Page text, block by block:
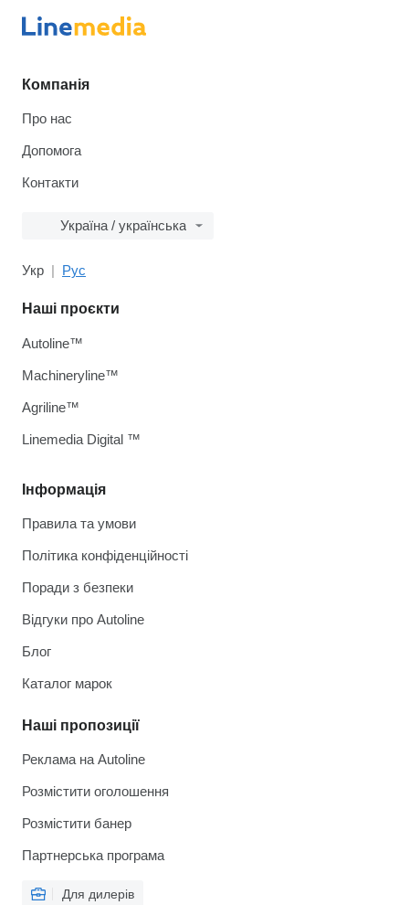
Компанія
Про нас
Допомога
Контакти
Україна / українська
Укр Рус
Інформація
Правила та умови
Політика конфіденційності
Поради з безпеки
Відгуки про Autoline
Блог
Каталог марок
Наші пропозиції
Реклама на Autoline
Розмістити оголошення
Розмістити банер
Партнерська програма
Для дилерів
Наші проєкти
Autoline™
Machineryline™
Agriline™
Linemedia Digital ™